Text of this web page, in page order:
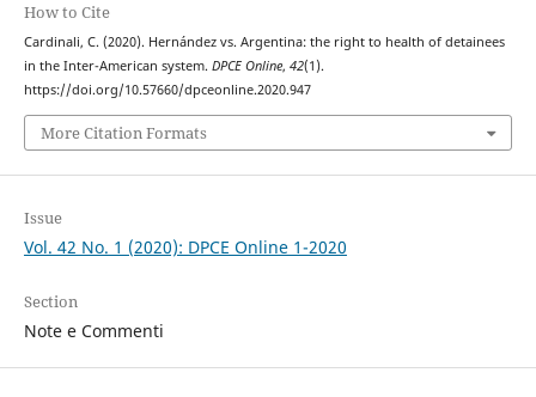
How to Cite
Cardinali, C. (2020). Hernández vs. Argentina: the right to health of detainees
in the Inter-American system. DPCE Online, 42(1).
https://doi.org/10.57660/dpceonline.2020.947
More Citation Formats
Issue
Vol. 42 No. 1 (2020): DPCE Online 1-2020
Section
Note e Commenti